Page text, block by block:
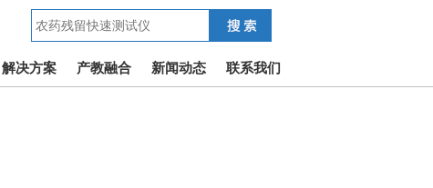
解决方案 产教融合 新闻动态 联系我们